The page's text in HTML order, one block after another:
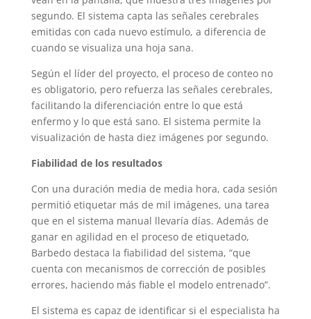
segundo. El sistema capta las señales cerebrales
emitidas con cada nuevo estímulo, a diferencia de
cuando se visualiza una hoja sana.
Según el líder del proyecto, el proceso de conteo no
es obligatorio, pero refuerza las señales cerebrales,
facilitando la diferenciación entre lo que está
enfermo y lo que está sano. El sistema permite la
visualización de hasta diez imágenes por segundo.
Fiabilidad de los resultados
Con una duración media de media hora, cada sesión
permitió etiquetar más de mil imágenes, una tarea
que en el sistema manual llevaría días. Además de
ganar en agilidad en el proceso de etiquetado,
Barbedo destaca la fiabilidad del sistema, “que
cuenta con mecanismos de corrección de posibles
errores, haciendo más fiable el modelo entrenado”.
El sistema es capaz de identificar si el especialista ha